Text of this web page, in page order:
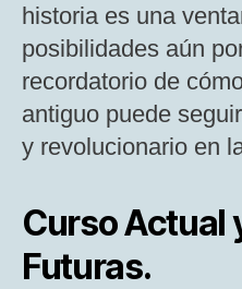
historia es una
posibilidades aún
recordatorio de
antiguo puede
y revolucionario en
Curso Actual
Futuras.